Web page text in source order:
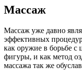
Массаж
Массаж уже давно
эффективных
как оружие в борьбе с
фигуры, и как метод
массажа так же